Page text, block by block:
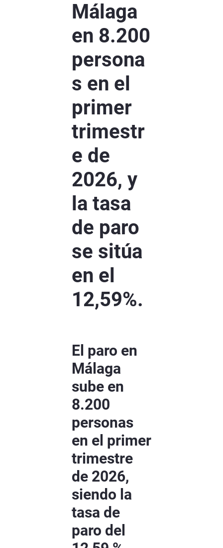
Málaga
en 8.200
persona
s en el
primer
trimestr
e de
2026, y
la tasa
de paro
se sitúa
en el
12,59%.
El paro en
Málaga
sube en
8.200
personas
en el primer
trimestre
de 2026,
siendo la
tasa de
paro del